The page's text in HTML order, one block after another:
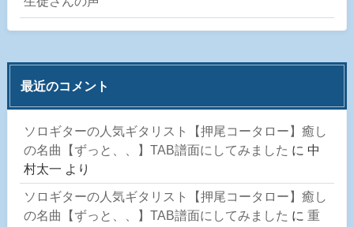
最近のコメント
ソロギターの人気ギタリスト【押尾コータロー】癒し
の名曲【ずっと、、】TAB譜面にしてみました に 中
村太一 より
ソロギターの人気ギタリスト【押尾コータロー】癒し
の名曲【ずっと、、】TAB譜面にしてみました に 重